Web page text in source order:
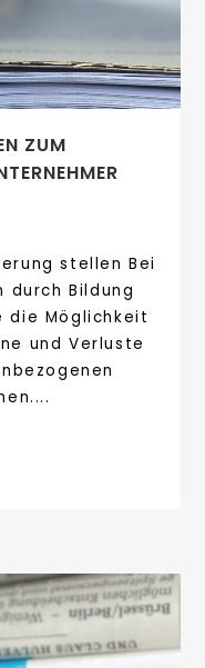
ZUM J
stellen Bei
Bildung
die Möglichkeit
und Verluste